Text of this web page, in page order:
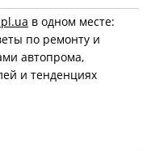
в одном месте:
по ремонту и
автопрома,
и тенденциях